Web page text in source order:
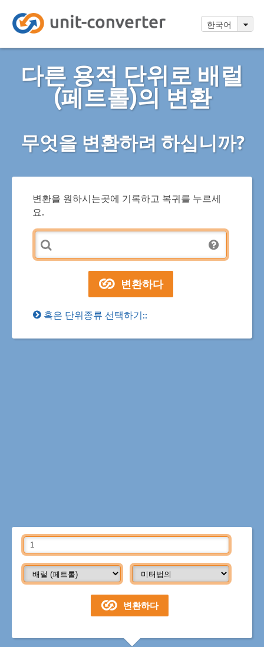
한국어
다른 용적 단위로 배럴
(페트롤)의 변환
무엇을 변환하려 하십니까?
변환을 원하시는곳에 기록하고 복귀를 누르세
요.
혹은 단위종류 선택하기::